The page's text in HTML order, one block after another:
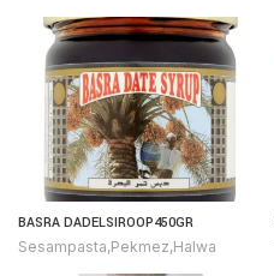
BASRA DADELSIROOP450GR
Sesampasta,Pekmez,Halwa